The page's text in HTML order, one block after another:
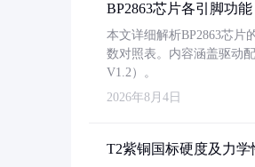
BP2863芯片各引脚功能
本文详细解析BP2863芯片
数对照表。内容涵盖驱动
V1.2）。
2026年8月4日
T2紫铜国标硬度及力学